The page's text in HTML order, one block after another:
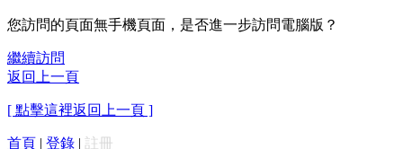
您訪問的頁面無手機頁面，是否進一步訪問電腦版？
繼續訪問
返回上一頁
[ 點擊這裡返回上一頁 ]
首頁 | 登錄 | 註冊